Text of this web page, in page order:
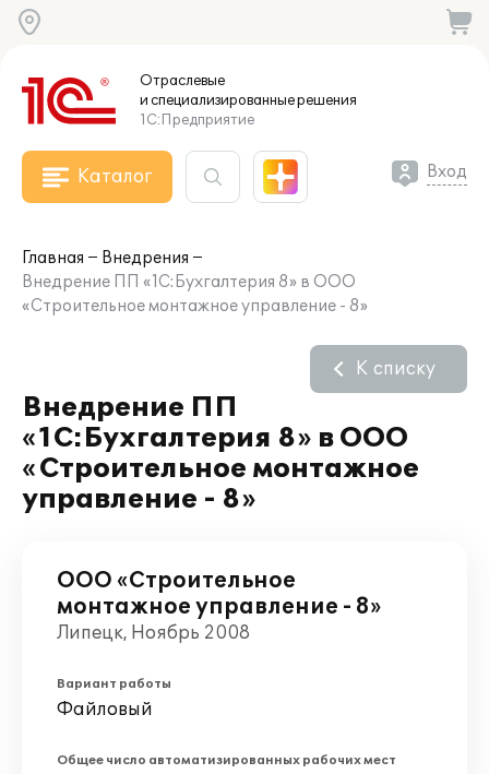
Отраслевые
и специализированныерешения
1С:Предприятие
Каталог Вход
Главная
Внедрения
Внедрение ПП «1С:Бухгалтерия 8» в ООО
«Строительное монтажное управление - 8»
Внедрение ПП
«1С:Бухгалтерия 8» в ООО
«Строительное монтажное
управление - 8»
К списку
ООО «Строительное
монтажное управление - 8»
Липецк, Ноябрь 2008
Вариант работы
Файловый
Общее число автоматизированных рабочих мест